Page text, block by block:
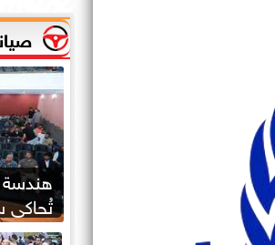
هندسة
تُحاكي